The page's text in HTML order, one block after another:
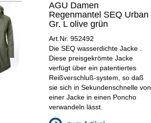
AGU Damen
Regenmantel SEQ Urban
Gr. L olive grün
Art.Nr. 952492
Die SEQ wasserdichte Jacke .
Diese preisgekrömte Jacke
verfügt über ein patentiertes
Reißverschluß-system, so daß
sie sich in Sekundenschnelle von
einer Jacke in einen Poncho
verwandeln lässt.